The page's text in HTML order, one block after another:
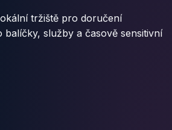
tržiště pro doručení
služby a časově sensitivní